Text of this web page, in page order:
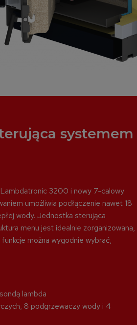
systemem
3200 i nowy 7-calowy
umożliwia podłączenie nawet 18
wody. Jednostka sterująca
menu jest idealnie zorganizowana,
można wygodnie wybrać,
lambda
8 podgrzewaczy wody i 4